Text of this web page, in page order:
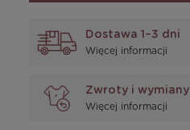
Dostawa 1–3 dni
Więcej informacji
Zwroty i wymiany
Więcej informacji